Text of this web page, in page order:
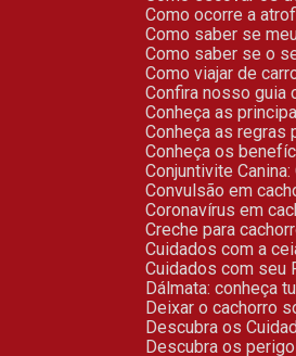
Como ocorre a
Como saber se
Como saber se o
Como viajar de
Confira nosso
Conheça as
Conheça as
Conheça os
Conjuntivite
Convulsão em
Coronavírus em
Creche para
Cuidados com a
Cuidados com
Dálmata: conheça
Deixar o cachorro
Descubra os
Descubra os